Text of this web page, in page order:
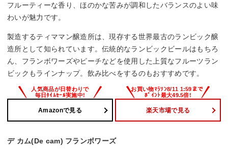
フルーティーな香り、ほのかな苦みが調和したバランスのよい味
わいが魅力です。
製造するティママン醸造所は、現存する世界最古のランビック醸
造所として知られています。伝統的なランビックビールはもちろ
ん、フランボワーズやピーチなどを使用した上質なフルーツラン
ビックもラインナップ。飲み比べをするのもおすすめです。
Amazonで見る 楽天市場で見る
デ カム(De cam) フランボワーズ